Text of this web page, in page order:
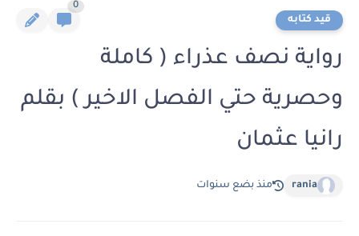
قيد كتابه
0
رواية نصف عذراء ( كاملة
وحصرية حتي الفصل الاخير ) بقلم
رانيا عثمان
rania منذ بضع سنوات